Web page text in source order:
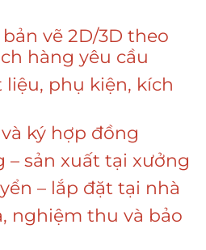
vẽ 2D/3D theo
hàng yêu cầu
liệu, phụ kiện, kích
ký hợp đồng
– sản xuất tại xưởng
– lắp đặt tại nhà
nghiệm thu và bảo